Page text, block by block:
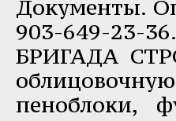
Документы.
903-649-23-
БРИГАДА
пеноблоки,